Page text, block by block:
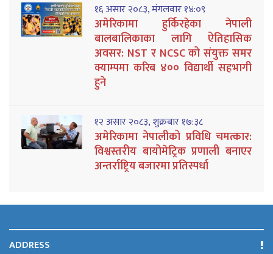
१६ असार २०८३, मंगलवार १४:०९
अमेरिकामा हुर्किरहेका नेपाली
बालबालिकाका लागि ऐतिहासिक
अवसर: NST र NCSC को संयुक्त समर
क्याम्पमा करिब ४०० विद्यार्थी सहभागी
हुने
१२ असार २०८३, शुक्रबार १७:३८
अमेरिकामा नेपालीको प्रविधि चमत्कार:
विश्वस्तरीय बायोमेट्रिक प्रणाली बनाएर
अन्तर्राष्ट्रिय बजारमा प्रतिस्पर्धा
ADDRESS